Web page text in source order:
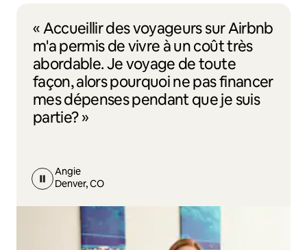
« Accueillir des voyageurs sur Airbnb
m'a permis de vivre à un coût très
abordable. Je voyage de toute
façon, alors pourquoi ne pas financer
mes dépenses pendant que je suis
partie? »
Angie
Denver, CO